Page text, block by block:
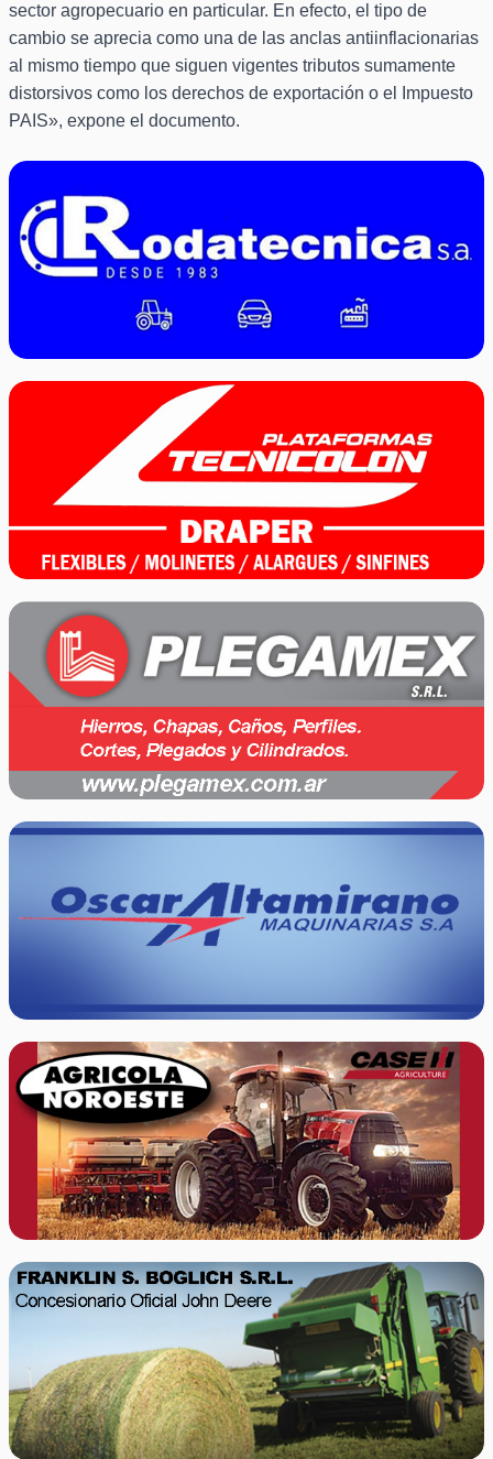
sector agropecuario en particular. En efecto, el tipo de
cambio se aprecia como una de las anclas antiinflacionarias
al mismo tiempo que siguen vigentes tributos sumamente
distorsivos como los derechos de exportación o el Impuesto
PAIS», expone el documento.